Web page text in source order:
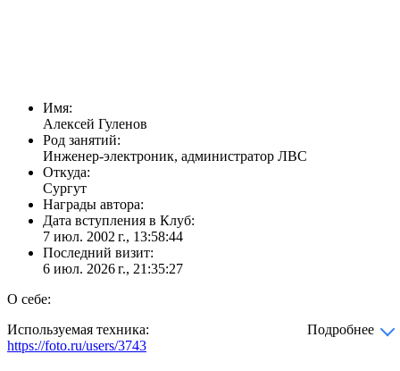
Имя:
Алексей Гуленов
Род занятий:
Инженер-электроник, администратор ЛВС
Откуда:
Сургут
Награды автора:
Дата вступления в Клуб:
7 июл. 2002 г., 13:58:44
Последний визит:
6 июл. 2026 г., 21:35:27
О себе:
Используемая техника:
Подробнее
https://foto.ru/users/3743